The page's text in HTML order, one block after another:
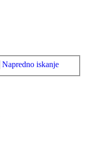
Napredno iskanje